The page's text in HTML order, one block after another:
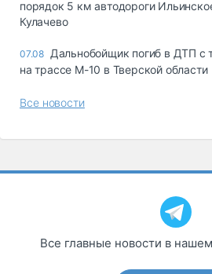
порядок 5 км автодороги
Кулачево
07.08 Дальнобойщик погиб в ДТП с
на трассе М-10 в Тверской области
Все новости
Все главные новости в